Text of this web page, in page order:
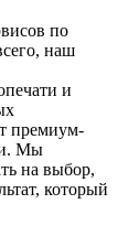
по
наш
и
премиум-
Мы
на выбор,
который